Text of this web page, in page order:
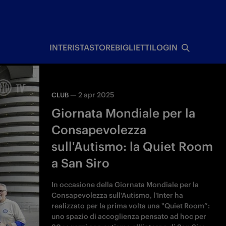
INTERISTASTOREBIGLIETTILOGIN
CLUB —2 apr 2025
Giornata Mondiale per la
Consapevolezza
sull'Autismo: la Quiet Room
a San Siro
In occasione della Giornata Mondiale per la
Consapevolezza sull'Autismo, l'Inter ha
realizzato per la prima volta una "Quiet Room”:
uno spazio di accoglienza pensato ad hoc per